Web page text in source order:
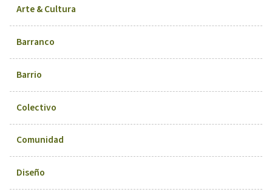
Arte & Cultura
Barranco
Barrio
Colectivo
Comunidad
Diseño